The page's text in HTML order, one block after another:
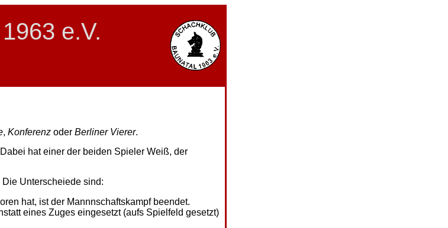
e.V.
, Konferenz oder Berliner Vierer.
hat einer der beiden Spieler Weiß, der
Unterscheiede sind:
hat, ist der Mannnschaftskampf beendet.
eines Zuges eingesetzt (aufs Spielfeld gesetzt)